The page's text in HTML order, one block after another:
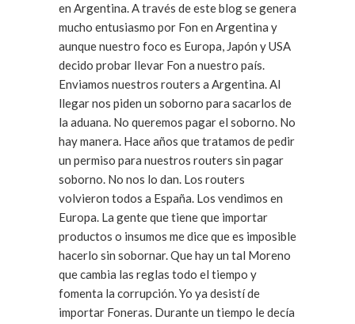
en Argentina. A través de este blog se genera
mucho entusiasmo por Fon en Argentina y
aunque nuestro foco es Europa, Japón y USA
decido probar llevar Fon a nuestro país.
Enviamos nuestros routers a Argentina. Al
llegar nos piden un soborno para sacarlos de
la aduana. No queremos pagar el soborno. No
hay manera. Hace años que tratamos de pedir
un permiso para nuestros routers sin pagar
soborno. No nos lo dan. Los routers
volvieron todos a España. Los vendimos en
Europa. La gente que tiene que importar
productos o insumos me dice que es imposible
hacerlo sin sobornar. Que hay un tal Moreno
que cambia las reglas todo el tiempo y
fomenta la corrupción. Yo ya desistí de
importar Foneras. Durante un tiempo le decía